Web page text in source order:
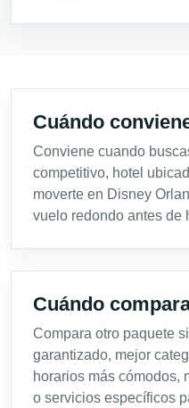
Cuándo
Conviene cuando
competitivo, hotel
moverte en Disney
vuelo redondo antes de
Cuándo
Compara otro paquete
garantizado, mejor
horarios más cómodos,
o servicios específicos